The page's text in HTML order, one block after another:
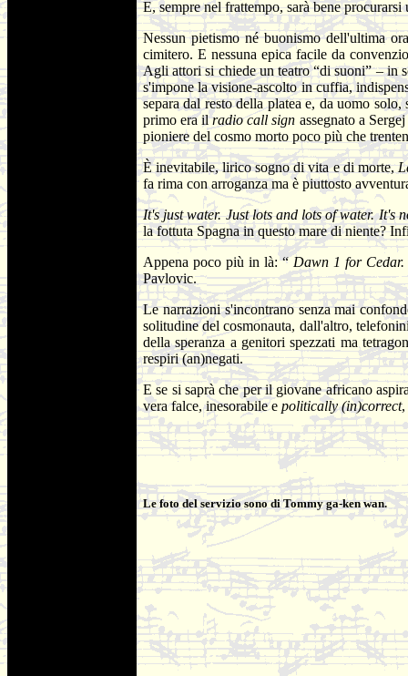
E, sempre nel frattempo, sarà bene
Nessun pietismo né buonismo dell'ultima
cimitero. E nessuna epica facile da
Agli attori si chiede un teatro “di suoni” – in
s'impone la visione-ascolto in cuffia,
separa dal resto della platea e, da uomo
primo era ilradio call sign assegnato a
pioniere del cosmo morto poco più che
È inevitabile, lirico sogno di vita e di morte,
fa rima con arroganza ma è piuttosto
It's just water. Just lots and lots of water. It's
la fottuta Spagna in questo mare di niente?
Appena poco più in là: “Dawn 1 for
Pavlovic.
Le narrazioni s'incontrano senza mai
solitudine del cosmonauta, dall'altro,
della speranza a genitori spezzati ma
respiri (an)negati.
E se si saprà che per il giovane africano
vera falce, inesorabile e politically (in)correct,
Le foto del servizio sono di Tommy ga-ken wan.